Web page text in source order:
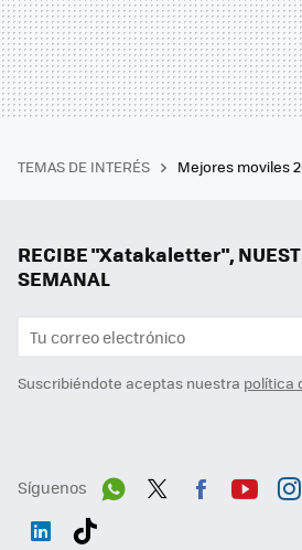
TEMAS DE INTERÉS Mejores moviles
RECIBE "Xatakaletter",
SEMANAL
Suscribiéndote aceptas nuestra política
Síguenos